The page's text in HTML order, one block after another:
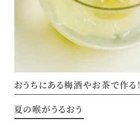
おうちにある梅酒やお茶で作る！
夏の喉がうるおう